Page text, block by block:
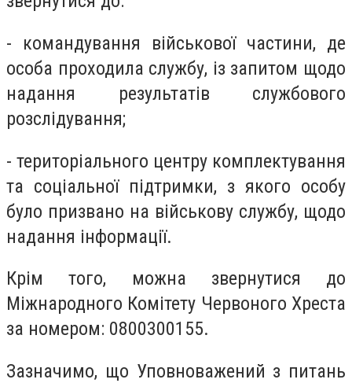
- командування військової частини, де
особа проходила службу, із запитом щодо
надання результатів службового
розслідування;
- територіального центру комплектування
та соціальної підтримки, з якого особу
було призвано на військову службу, щодо
надання інформації.
Крім того, можна звернутися до
Міжнародного Комітету Червоного Хреста
за номером: 0800300155.
Зазначимо, що Уповноважений з питань